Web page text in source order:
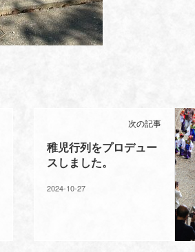
次の記事
稚児行列をプロデュー
スしました。
2024-10-27